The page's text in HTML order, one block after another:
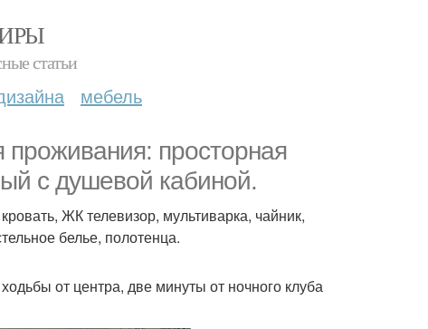
статьи
мебель
проживания: просторная
с душевой кабиной.
ЖК телевизор, мультиварка, чайник,
белье, полотенца.
от центра, две минуты от ночного клуба